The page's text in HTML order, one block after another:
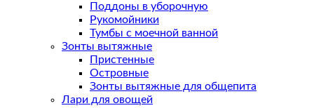
Поддоны в уборочную
Рукомойники
Тумбы с моечной ванной
Зонты вытяжные
Пристенные
Островные
Зонты вытяжные для общепита
Лари для овощей